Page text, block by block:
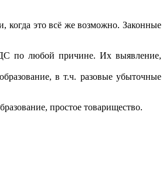
когда это всё же возможно. Законные
по любой причине. Их выявление,
в т.ч. разовые убыточные
простое товарищество.